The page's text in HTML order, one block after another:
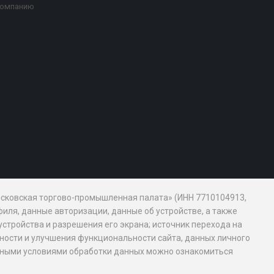
торгово-промышленная палата» (ИНН 7710104913,
данные авторизации, данные об устройстве, а также
и разрешения его экрана; источник перехода на
и улучшения функциональности сайта, данных личного
условиями обработки данных можно ознакомиться